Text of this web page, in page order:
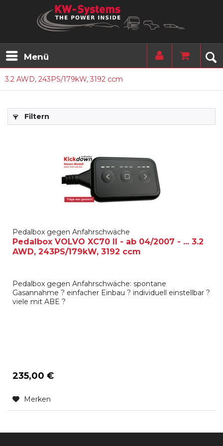
Menü
3.2 AWD, 243PS/179kW, 3192 ccm
Filtern
Pedalbox gegen Anfahrschwäche
Pedalbox VOLVO XC70 II - ab 04/2007 - ... 3.2
AWD, 243PS/179kW, 3192 ccm
Pedalbox gegen Anfahrschwäche: spontane
Gasannahme ? einfacher Einbau ? individuell einstellbar ?
viele mit ABE ?
235,00 €
Merken